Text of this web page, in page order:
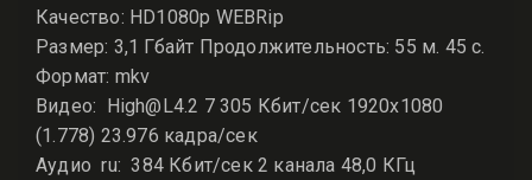
Качество: HD1080p WEBRip
Размер: 3,1 Гбайт Продолжительность: 55 м. 45 с.
Формат: mkv
Видео: High@L4.2 7 305 Кбит/сек 1920x1080
(1.778) 23.976 кадра/сек
Аудио ru: 384 Кбит/сек 2 канала 48,0 КГц